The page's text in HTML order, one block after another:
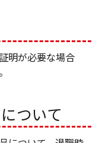
明が必要な場合
ついて